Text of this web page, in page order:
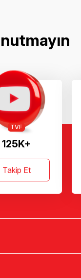
125K+
TVF
Takip Et